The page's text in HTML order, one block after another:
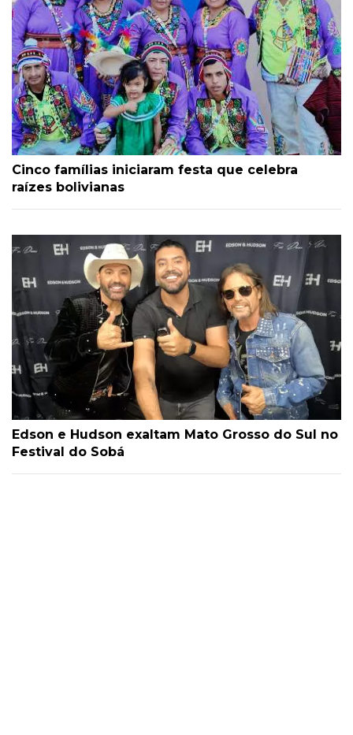
Cinco famílias iniciaram festa que celebra
raízes bolivianas
Edson e Hudson exaltam Mato Grosso do Sul no
Festival do Sobá